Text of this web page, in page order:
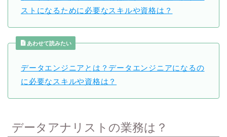
ストになるために必要なスキルや資格は？
あわせて読みたい
データエンジニアとは？データエンジニアになるの
に必要なスキルや資格は？
データアナリストの業務は？